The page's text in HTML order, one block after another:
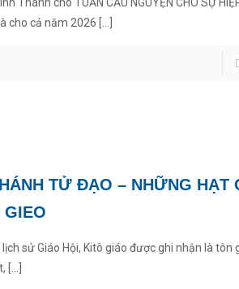
cho cả năm 2026
TỬ ĐẠO – NHỮNG HẠT
lịch sử Giáo Hội, Kitô giáo được ghi nhận là tôn
[…]